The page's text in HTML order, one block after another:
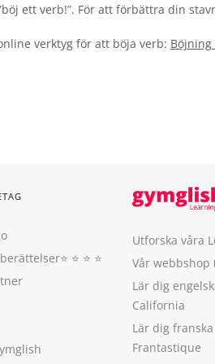
ett verb!”. För att förbättra din
verktyg för att böja verb: Böjning
⭐️ ⭐️ ⭐️ ⭐️
Utforska våra
Vår
Lär dig
California
Lär dig
Frantastique